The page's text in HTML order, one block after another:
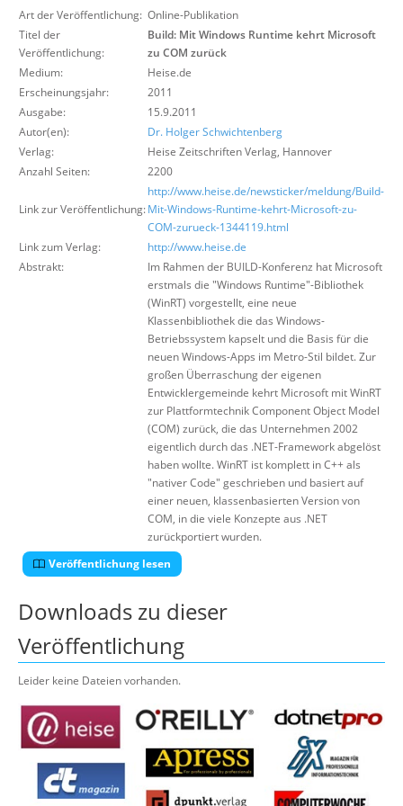
Über uns
Art der Veröffentlichung: Online-Publikation
Titel der
Veröffentlichung:
Build: Mit Windows Runtime kehrt Microsoft
zu COM zurück
Medium:
Heise.de
Erscheinungsjahr:
2011
Ausgabe:
15.9.2011
Autor(en):
Dr. Holger Schwichtenberg
Verlag:
Heise Zeitschriften Verlag, Hannover
Anzahl Seiten:
2200
Link zur Veröffentlichung:
http://www.heise.de/newsticker/meldung/Build-
Mit-Windows-Runtime-kehrt-Microsoft-zu-
COM-zurueck-1344119.html
Link zum Verlag:
http://www.heise.de
Abstrakt:
Im Rahmen der BUILD-Konferenz hat Microsoft
erstmals die "Windows Runtime"-Bibliothek
(WinRT) vorgestellt, eine neue
Klassenbibliothek die das Windows-
Betriebssystem kapselt und die Basis für die
neuen Windows-Apps im Metro-Stil bildet. Zur
großen Überraschung der eigenen
Entwicklergemeinde kehrt Microsoft mit WinRT
zur Plattformtechnik Component Object Model
(COM) zurück, die das Unternehmen 2002
eigentlich durch das .NET-Framework abgelöst
haben wollte. WinRT ist komplett in C++ als
"nativer Code" geschrieben und basiert auf
einer neuen, klassenbasierten Version von
COM, in die viele Konzepte aus .NET
zurückportiert wurden.
Veröffentlichung lesen
Downloads zu dieser
Veröffentlichung
Leider keine Dateien vorhanden.